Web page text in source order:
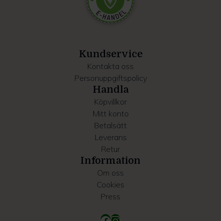
Dessa kan i sin tur kombinera informationen med annan
information som du har tillhandahållit eller som de har
samlat in när du har använt deras tjänster.
Kundservice
Kontakta oss
Personuppgiftspolicy
Handla
Köpvillkor
Mitt konto
Betalsätt
Leverans
Retur
Information
Om oss
Cookies
Press